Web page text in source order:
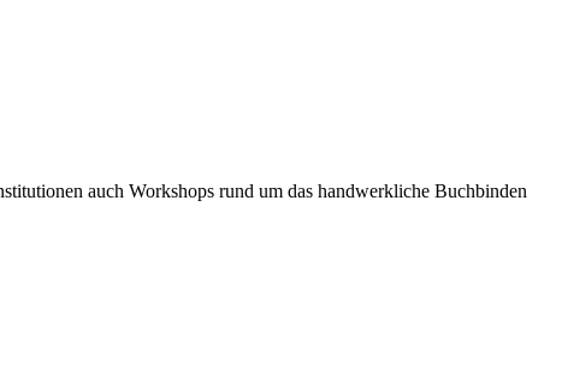
auch Workshops rund um das handwerkliche Buchbinden